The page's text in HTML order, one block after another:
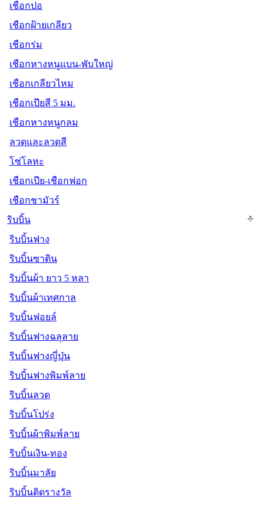
เชือกปอ
เชือกฝ้ายเกลียว
เชือกร่ม
เชือกหางหนูแบน-พับใหญ่
เชือกเกลียวไหม
เชือกเปียสี 5 มม.
เชือกหางหนูกลม
ลวดและลวดสี
โซ่โลหะ
เชือกเปีย-เชือกฟอก
เชือกชามัวร์
ริบบิ้น
ริบบิ้นฟาง
ริบบิ้นซาติน
ริบบิ้นผ้า ยาว 5 หลา
ริบบิ้นผ้าเทศกาล
ริบบิ้นฟอยล์
ริบบิ้นฟางฉลุลาย
ริบบิ้นฟางญี่ปุ่น
ริบบิ้นฟางพิมพ์ลาย
ริบบิ้นลวด
ริบบิ้นโปร่ง
ริบบิ้นผ้าพิมพ์ลาย
ริบบิ้นเงิน-ทอง
ริบบิ้นมาลัย
ริบบิ้นติดรางวัล